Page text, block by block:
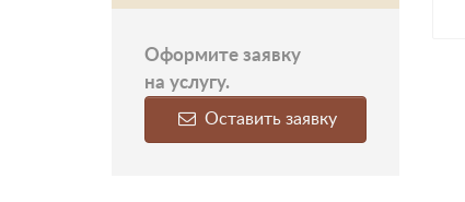
Оформите заявку
на услугу.
Оставить заявку